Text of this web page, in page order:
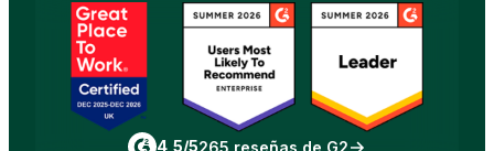
4,5/5265 reseñas de G2